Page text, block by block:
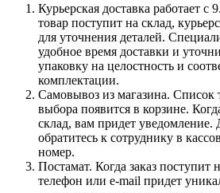
Курьерская доставка работает с
товар поступит на склад,
для уточнения деталей.
удобное время доставки и
упаковку на целостность и
комплектации.
Самовывоз из магазина. Список
выбора появится в корзине.
склад, вам придет уведомление.
обратитесь к сотруднику в
номер.
Постамат. Когда заказ поступит
телефон или e-mail придет